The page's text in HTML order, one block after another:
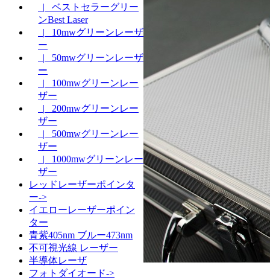
|_ ベストセラーグリー
ンBest Laser
|_ 10mwグリーンレーザ
ー
|_ 50mwグリーンレーザ
ー
|_ 100mwグリーンレー
ザー
|_ 200mwグリーンレー
ザー
|_ 500mwグリーンレー
ザー
|_ 1000mwグリーンレー
ザー
レッドレーザーポインタ
ー->
イエローレーザーポイン
ター
青紫405nm ブルー473nm
不可視光線 レーザー
半導体レーザ
フォトダイオード->